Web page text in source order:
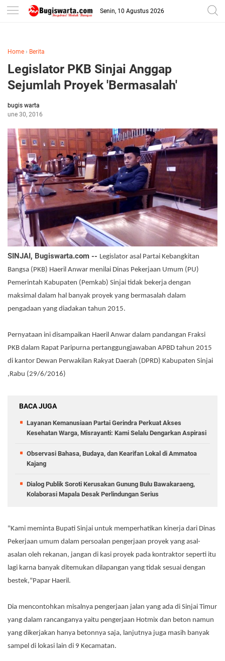
-->
Senin, 10 Agustus 2026
Home › Berita
Legislator PKB Sinjai Anggap
Sejumlah Proyek 'Bermasalah'
bugis warta
June 30, 2016
SINJAI, Bugiswarta.com -- Legislator asal Partai Kebangkitan
Bangsa (PKB) Haeril Anwar menilai Dinas Pekerjaan Umum (PU)
Pemerintah Kabupaten (Pemkab) Sinjai tidak bekerja dengan
maksimal dalam hal banyak proyek yang bermasalah dalam
pengadaan yang diadakan tahun 2015.
Pernyataan ini disampaikan Haeril Anwar dalam pandangan Fraksi
PKB dalam Rapat Paripurna pertanggungjawaban APBD tahun 2015
di kantor Dewan Perwakilan Rakyat Daerah (DPRD) Kabupaten Sinjai
,Rabu (29/6/2016)
BACA JUGA
Layanan Kemanusiaan Partai Gerindra Perkuat Akses
Kesehatan Warga, Misrayanti: Kami Selalu Dengarkan Aspirasi
Observasi Bahasa, Budaya, dan Kearifan Lokal di Ammatoa
Kajang
Dialog Publik Soroti Kerusakan Gunung Bulu Bawakaraeng,
Kolaborasi Mapala Desak Perlindungan Serius
"Kami meminta Bupati Sinjai untuk memperhatikan kinerja dari Dinas
Pekerjaan umum dalam persoalan pengerjaan proyek yang asal-
asalan oleh rekanan, jangan di kasi proyek pada kontraktor seperti itu
lagi karna banyak ditemukan dilapangan yang tidak sesuai dengan
bestek,"Papar Haeril.
Dia mencontohkan misalnya pengerjaan jalan yang ada di Sinjai Timur
yang dalam rancanganya yaitu pengerjaan Hotmix dan beton namun
yang dikerjakan hanya betonnya saja, lanjutnya juga masih banyak
sampel di lokasi lain di 9 Kecamatan.